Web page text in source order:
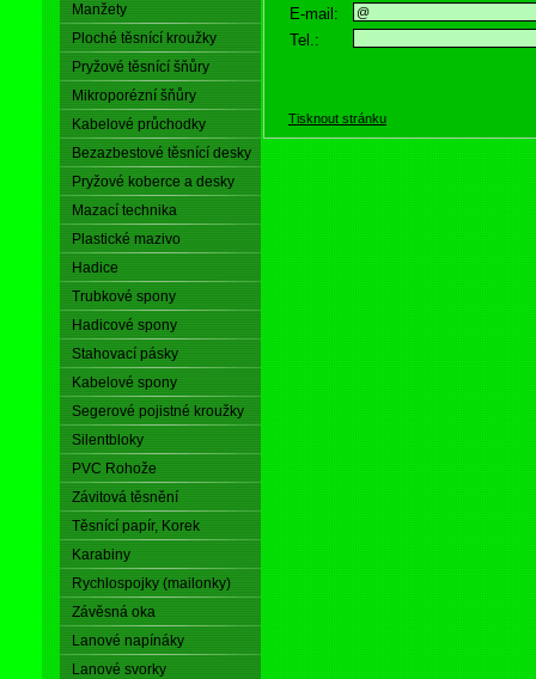
Manžety
Ploché těsnící kroužky
Pryžové těsnící šňůry
Mikroporézní šňůry
Kabelové průchodky
Bezazbestové těsnící desky
Pryžové koberce a desky
Mazací technika
Plastické mazivo
Hadice
Trubkové spony
Hadicové spony
Stahovací pásky
Kabelové spony
Segerové pojistné kroužky
Silentbloky
PVC Rohože
Závitová těsnění
Těsnící papír, Korek
Karabiny
Rychlospojky (mailonky)
Závěsná oka
Lanové napínáky
Lanové svorky
E-mail:
Tel.:
Tisknout stránku